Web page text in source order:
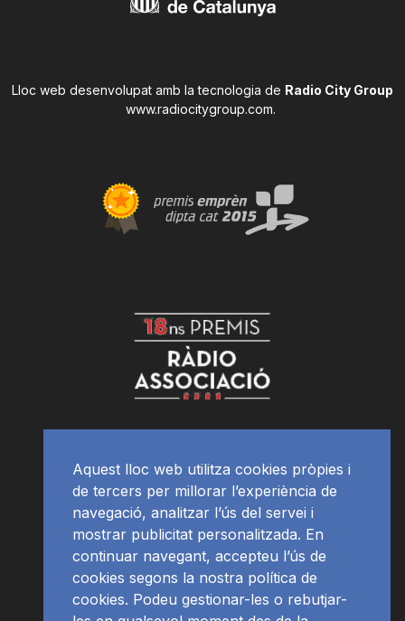
Lloc web desenvolupat amb la tecnologia de Radio City Group
www.radiocitygroup.com.
Aquest lloc web utilitza cookies pròpies i
de tercers per millorar l’experiència de
navegació, analitzar l’ús del servei i
mostrar publicitat personalitzada. En
continuar navegant, accepteu l’ús de
cookies segons la nostra política de
cookies. Podeu gestionar-les o rebutjar-